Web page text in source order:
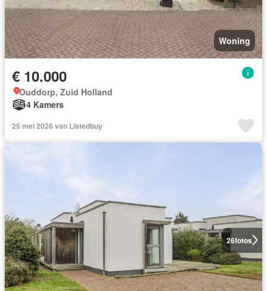
Woning
€ 10.000
Ouddorp, Zuid Holland
4 Kamers
25 mei 2026 van Listedbuy
26fotos